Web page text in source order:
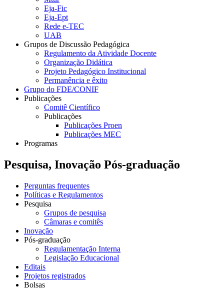
Eja-Fic
Eja-Ept
Rede e-TEC
UAB
Grupos de Discussão Pedagógica
Regulamento da Atividade Docente
Organização Didática
Projeto Pedagógico Institucional
Permanência e êxito
Grupo do FDE/CONIF
Publicações
Comitê Científico
Publicações
Publicações Proen
Publicações MEC
Programas
Pesquisa, Inovação Pós-graduação
Perguntas frequentes
Políticas e Regulamentos
Pesquisa
Grupos de pesquisa
Câmaras e comitês
Inovação
Pós-graduação
Regulamentação Interna
Legislação Educacional
Editais
Projetos registrados
Bolsas